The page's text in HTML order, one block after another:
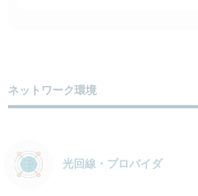
ネットワーク環境
光回線・プロバイダ